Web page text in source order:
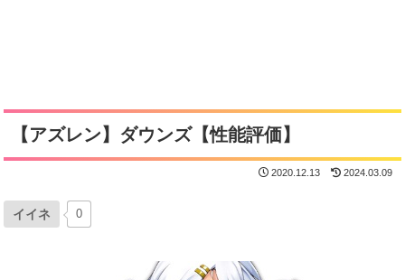
【アズレン】ダウンズ【性能評価】
2020.12.13 2024.03.09
イイネ 0